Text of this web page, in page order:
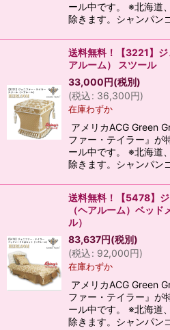
ール中です。 ※北海道
除きます。シャンパン
送料無料！【3221】
アルーム） スツール
33,000円(税別)
(税込: 36,300円)
在庫わずか
アメリカACG Green
ファー・テイラー』が
ール中です。 ※北海道
除きます。シャンパン
送料無料！【5478】
（ヘアルーム）ベッ
ル）
83,637円(税別)
(税込: 92,000円)
在庫わずか
アメリカACG Green
ファー・テイラー』が
ール中です。 ※北海道
除きます。シャンパン